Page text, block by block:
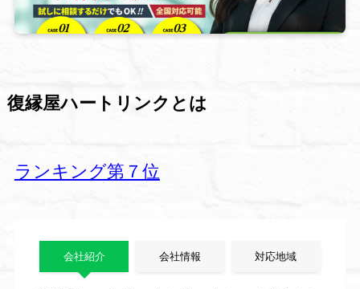
復縁屋ハートリンクとは
ランキング第７位
会社紹介 会社情報 対応地域